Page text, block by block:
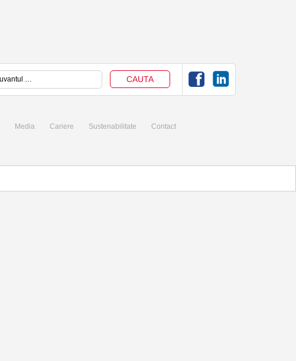
Media Cariere Sustenabilitate
Contact